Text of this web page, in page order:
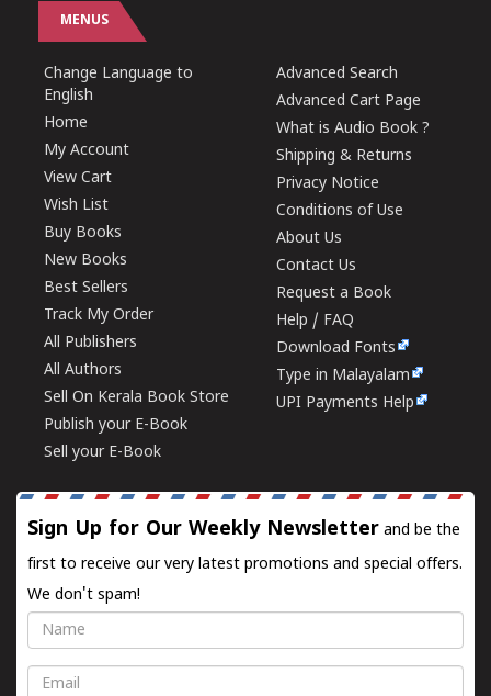
MENUS
Change Language to
English
Home
My Account
View Cart
Wish List
Buy Books
New Books
Best Sellers
Track My Order
All Publishers
All Authors
Sell On Kerala Book Store
Publish your E-Book
Sell your E-Book
Advanced Search
Advanced Cart Page
What is Audio Book ?
Shipping & Returns
Privacy Notice
Conditions of Use
About Us
Contact Us
Request a Book
Help / FAQ
Download Fonts
Type in Malayalam
UPI Payments Help
Sign Up for Our Weekly Newsletter and be the
first to receive our very latest promotions and special offers.
We don't spam!
Name
Email